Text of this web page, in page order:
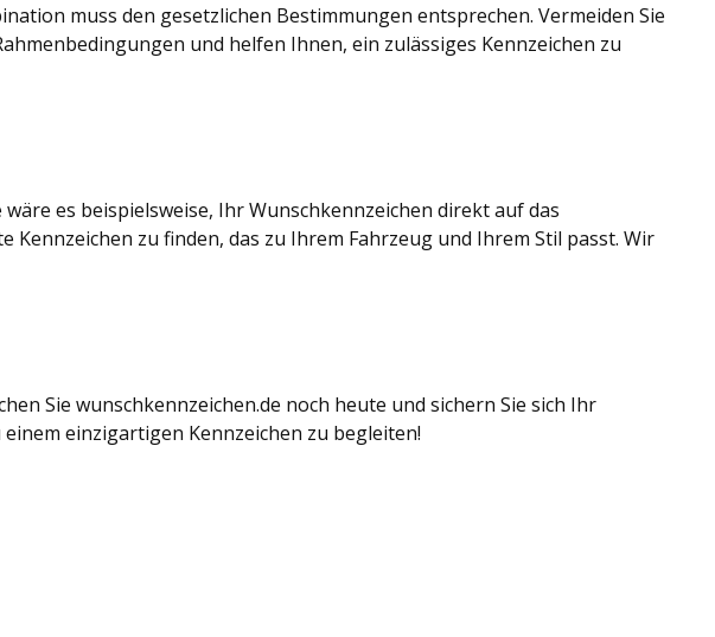
muss den gesetzlichen Bestimmungen entsprechen. Vermeiden Sie
und helfen Ihnen, ein zulässiges Kennzeichen zu
es beispielsweise, Ihr Wunschkennzeichen direkt auf das
zu finden, das zu Ihrem Fahrzeug und Ihrem Stil passt. Wir
Sie wunschkennzeichen.de noch heute und sichern Sie sich Ihr
einzigartigen Kennzeichen zu begleiten!